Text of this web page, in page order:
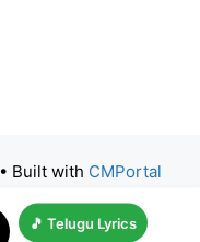
• Built with CMPortal
🎵 Telugu Lyrics